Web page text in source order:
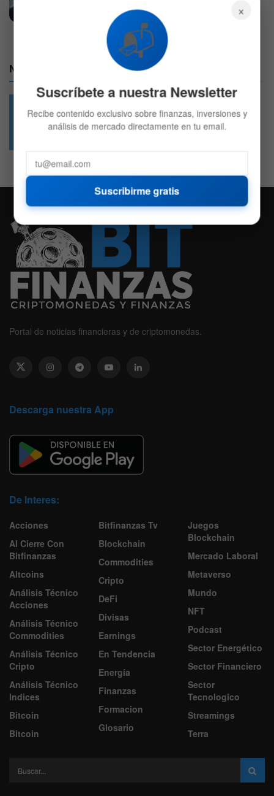
6 DE AGOSTO DE 2026 551
Nuestras Redes:
49.6k 4.7k
Portal de noticias financieras y de criptomonedas.
Descarga nuestra App
De Interes:
Acciones
Al Cierre Con
Bitfinanzas
Altcoins
Análisis Técnico
Acciones
Análisis Técnico
Commodities
Análisis Técnico
Cripto
Análisis Técnico
Indices
Bitcoin
Bitcoin
Bitfinanzas Tv
Blockchain
Commodities
Cripto
DeFi
Divisas
Earnings
En Tendencia
Energía
Finanzas
Formacion
Glosario
Juegos
Blockchain
Mercado Laboral
Metaverso
Mundo
NFT
Podcast
Sector Energético
Sector Financiero
Sector
Tecnologico
Streamings
Terra
×
📬
Suscríbete a nuestra Newsletter
Recibe contenido exclusivo sobre finanzas, inversiones y
análisis de mercado directamente en tu email.
Suscribirme gratis